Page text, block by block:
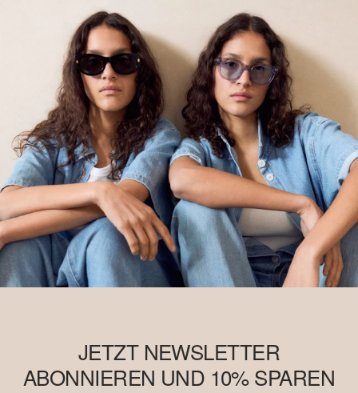
JETZT NEWSLETTER
ABONNIEREN UND 10% SPAREN